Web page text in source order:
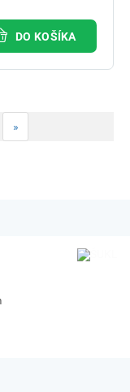
DO KOŠÍKA
»